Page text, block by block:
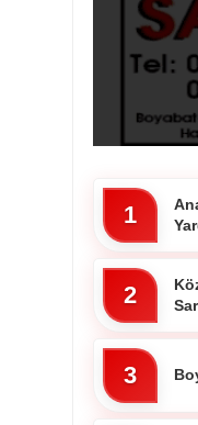
1
2
3